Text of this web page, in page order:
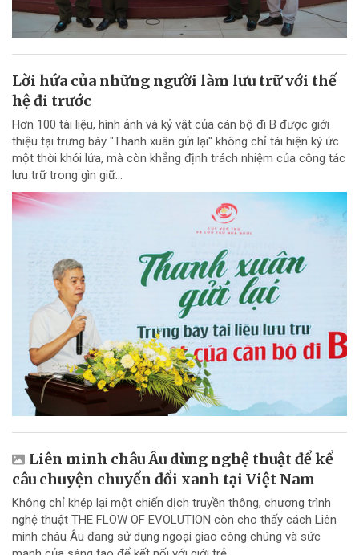
Lời hứa của những người làm lưu trữ với thế
hệ đi trước
Hơn 100 tài liệu, hình ảnh và kỷ vật của cán bộ đi B được giới
thiệu tại trưng bày "Thanh xuân gửi lại" không chỉ tái hiện ký ức
một thời khói lửa, mà còn khẳng định trách nhiệm của công tác
lưu trữ trong gìn giữ...
Liên minh châu Âu dùng nghệ thuật để kể
câu chuyện chuyển đổi xanh tại Việt Nam
Không chỉ khép lại một chiến dịch truyền thông, chương trình
nghệ thuật THE FLOW OF EVOLUTION còn cho thấy cách Liên
minh châu Âu đang sử dụng ngoại giao công chúng và sức